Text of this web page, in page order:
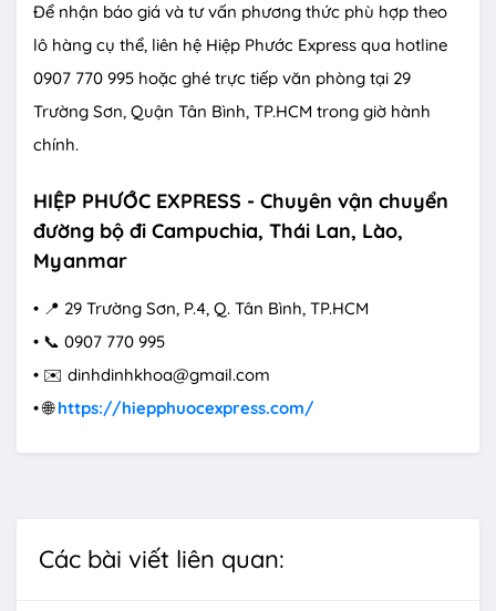
Để nhận báo giá và tư vấn phương thức phù hợp theo
lô hàng cụ thể, liên hệ Hiệp Phước Express qua hotline
0907 770 995 hoặc ghé trực tiếp văn phòng tại 29
Trường Sơn, Quận Tân Bình, TP.HCM trong giờ hành
chính.
HIỆP PHƯỚC EXPRESS - Chuyên vận chuyển
đường bộ đi Campuchia, Thái Lan, Lào,
Myanmar
• 📍 29 Trường Sơn, P.4, Q. Tân Bình, TP.HCM
• 📞 0907 770 995
• ✉️ dinhdinhkhoa@gmail.com
• 🌐https://hiepphuocexpress.com/
Các bài viết liên quan: